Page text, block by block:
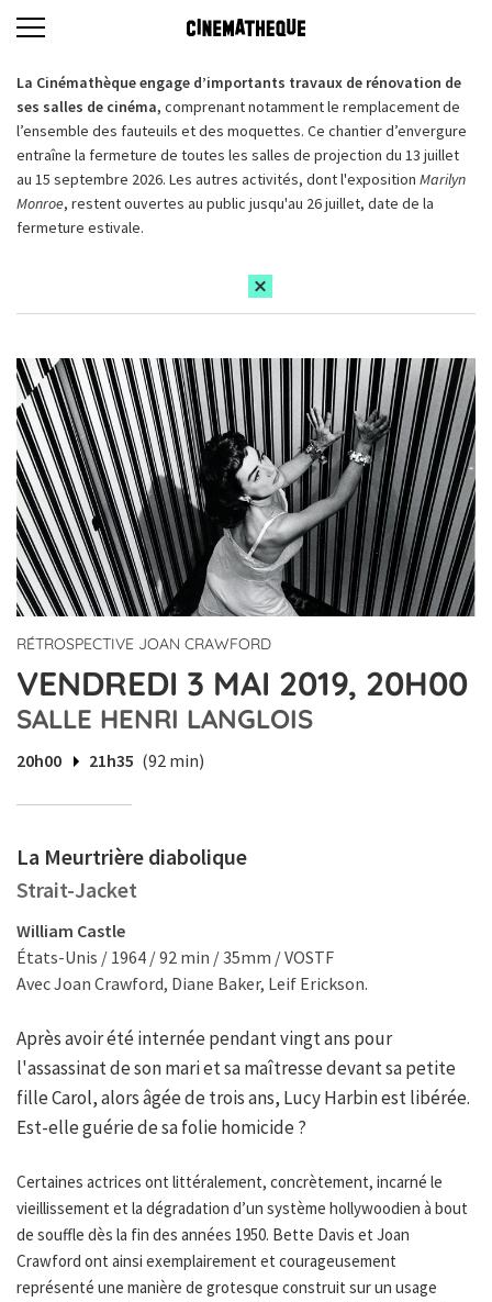
La Cinémathèque engage d’importants travaux de rénovation de
ses salles de cinéma, comprenant notamment le remplacement de
l’ensemble des fauteuils et des moquettes. Ce chantier d’envergure
entraîne la fermeture de toutes les salles de projection du 13 juillet
au 15 septembre 2026. Les autres activités, dont l'exposition Marilyn
Monroe, restent ouvertes au public jusqu'au 26 juillet, date de la
fermeture estivale.
RÉTROSPECTIVE JOAN CRAWFORD
VENDREDI 3 MAI 2019, 20H00
SALLE HENRI LANGLOIS
20h00 21h35 (92 min)
La Meurtrière diabolique
Strait-Jacket
William Castle
États-Unis / 1964 / 92 min / 35mm / VOSTF
Avec Joan Crawford, Diane Baker, Leif Erickson.
Après avoir été internée pendant vingt ans pour
l'assassinat de son mari et sa maîtresse devant sa petite
fille Carol, alors âgée de trois ans, Lucy Harbin est libérée.
Est-elle guérie de sa folie homicide ?
Certaines actrices ont littéralement, concrètement, incarné le
vieillissement et la dégradation d’un système hollywoodien à bout
de souffle dès la fin des années 1950. Bette Davis et Joan
Crawford ont ainsi exemplairement et courageusement
représenté une manière de grotesque construit sur un usage